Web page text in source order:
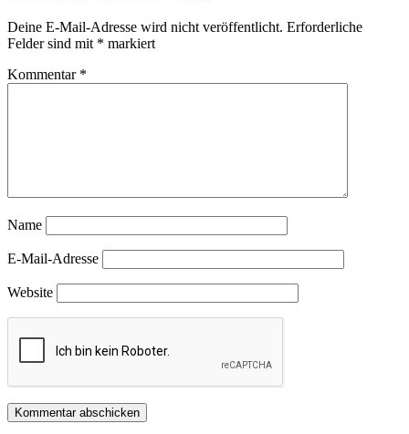
Deine E-Mail-Adresse wird nicht veröffentlicht. Erforderliche
Felder sind mit * markiert
Kommentar *
Name
E-Mail-Adresse
Website